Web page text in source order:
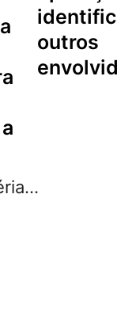
outros